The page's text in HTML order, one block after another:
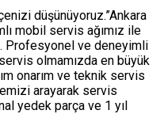
düşünüyoruz.”Ankara
mobil servis ağımız ile
Profesyonel ve deneyimli
olmamızda en büyük
onarım ve teknik servis
arayarak servis
yedek parça ve 1 yıl